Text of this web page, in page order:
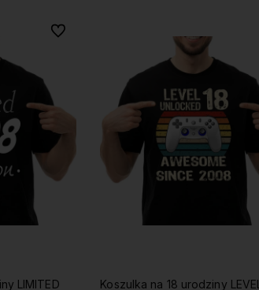
LEVEL 18
Do ulubionych
Do ulubionych
Koszulka męska na 18 urodziny